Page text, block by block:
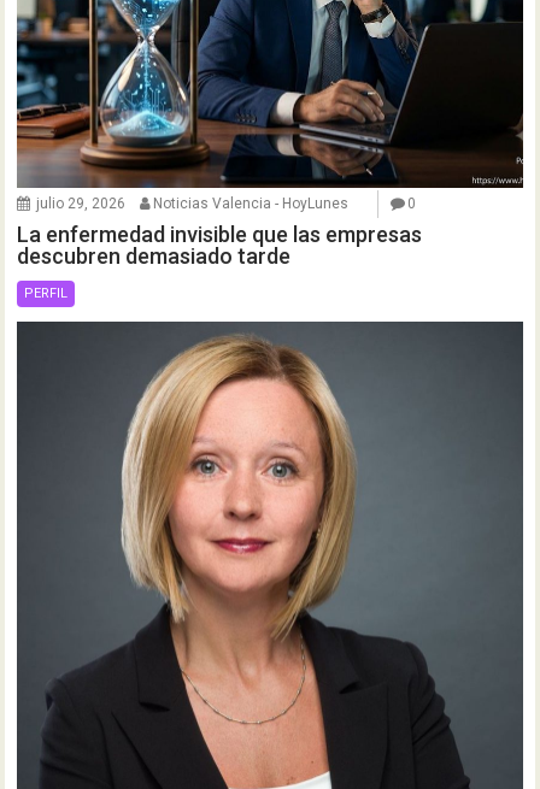
julio 29, 2026 Noticias Valencia - HoyLunes 0
La enfermedad invisible que las empresas
descubren demasiado tarde
PERFIL